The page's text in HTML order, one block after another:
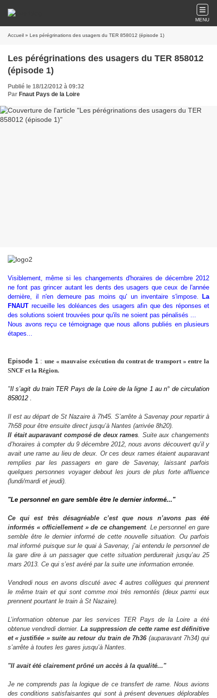
MENU
Accueil » Les pérégrinations des usagers du TER 858012 (épisode 1)
Les pérégrinations des usagers du TER 858012
(épisode 1)
Publié le 18/12/2012 à 09:32
Par Fnaut Pays de la Loire
Visiblement, même si les changements d'horaires de décembre 2012
ne font pas grincer autant les dents des usagers que ceux de l'année
dernière, il n'en demeure pas moins qu' un inventaire s'impose.
La
FNAUT recueille les doléances des usagers afin que des réponses et
des solutions soient trouvées pour qu'ils ne soient pas pénalisés ...
Nous avons reçu ce témoignage que nous allons publiés en plusieurs
étapes...
Episode 1:une « mauvaise exécution du contrat de transport » entre la
SNCF et la Région.
"Il s’agit du train TER Pays de la Loire de la ligne 1 au n° de circulation
858012 .
Il est au départ de St Nazaire à 7h45. S’arrête à Savenay pour repartir à
7h58 pour être ensuite direct jusqu’à Nantes (arrivée 8h20).
Il était auparavant composé de deux rames. Suite aux changements
d’horaires à compter du 9 décembre 2012, nous avons découvert qu’il y
avait une rame au lieu de deux. Or ces deux rames étaient auparavant
remplies par les passagers en gare de Savenay, laissant parfois
quelques personnes voyager debout les jours de plus forte affluence
(lundi/mardi et jeudi).
"Le personnel en gare semble être le dernier informé..."
Ce qui est très désagréable c’est que nous n’avons pas été
informés « officiellement » de ce changement. Le personnel en gare
semble être le dernier informé de cette nouvelle situation. Ou parfois
mal informé puisque sur le quai à Savenay, j’ai entendu le personnel de
la gare dire à un passager que cette situation perdurerait jusqu’au 25
mars 2013. Ce qui s’est avéré par la suite une information erronée.
Vendredi nous en avons discuté avec 4 autres collègues qui prennent
le même train et qui sont comme moi très remontés (deux parmi eux
prennent pourtant le train à St Nazaire).
L’information obtenue par les services TER Pays de la Loire a été
obtenue vendredi dernier. La suppression de cette rame est définitive
et « justifiée » suite au retour du train de 7h36(auparavant 7h34) qui
s’arrête à toutes les gares jusqu’à Nantes.
"Il avait été clairement prôné un accès à la qualité..."
Je ne comprends pas la logique de ce transfert de rame. Nous avions
des conditions satisfaisantes qui sont à présent devenues déplorables